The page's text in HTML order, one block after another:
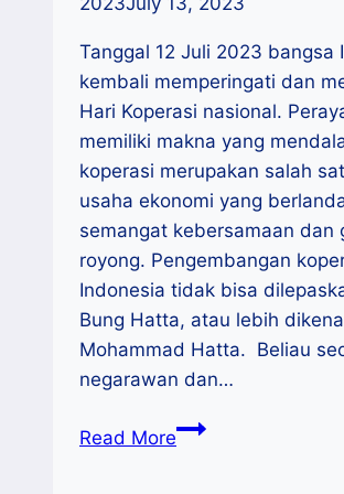
Tanggal 12 Juli 2023 bangsa
kembali memperingati dan
Hari Koperasi nasional.
memiliki makna yang
koperasi merupakan salah
usaha ekonomi yang
semangat kebersamaan dan
royong. Pengembangan
Indonesia tidak bisa
Bung Hatta, atau lebih
Mohammad Hatta. Beliau
negarawan dan…
Read MoreHarkopnas